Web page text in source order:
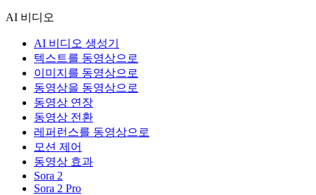
AI 비디오
AI 비디오 생성기
텍스트를 동영상으로
이미지를 동영상으로
동영상을 동영상으로
동영상 연장
동영상 전환
레퍼런스를 동영상으로
모션 제어
동영상 효과
Sora 2
Sora 2 Pro